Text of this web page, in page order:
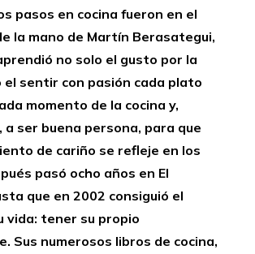
pasos en cocina fueron en el
la mano de Martín Berasategui,
no solo el gusto por la
el sentir con pasión cada plato
momento de la cocina y,
ser buena persona, para que
de cariño se refleje en los
pasó ocho años en El
que en 2002 consiguió el
vida: tener su propio
Sus numerosos libros de cocina,